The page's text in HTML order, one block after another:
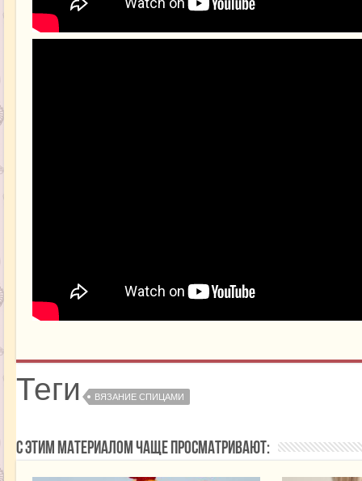
Теги ВЯЗАНИЕ СПИЦАМИ
С этим материалом чаще просматривают: